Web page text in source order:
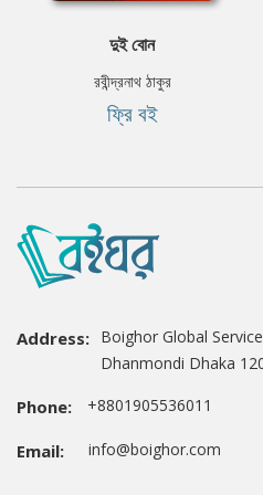
দুই বোন
রবীন্দ্রনাথ ঠাকুর
ফ্রি বই
Address: Boighor Global
Dhanmondi Dhaka
Phone: +8801905536011
Email: info@boighor.com